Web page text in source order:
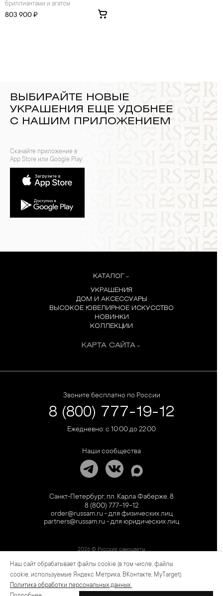
бриллиантами и агатом
803 900 ₽
ВЫБИРАЙТЕ НОВЫЕ
УКРАШЕНИЯ ЕЩЕ УДОБНЕЕ
С НАШИМ ПРИЛОЖЕНИЕМ
Скачайте приложение в
App Store или Google Play:
КАТАЛОГ
УКРАШЕНИЯ
ДОМ И АКСЕССУАРЫ
ВЫСОКОЕ ЮВЕЛИРНОЕ ИСКУССТВО
НОВИНКИ
КОЛЛЕКЦИИ
КАРТА САЙТА
Звоните бесплатно по России
8 (800) 777-19-12
Ежедневно: с 10:00 до 22:00
Наши сообщества
Санкт-Петербург, пл. Карла Фаберже, 8
8 (800) 777-19-12
order@russam.ru - для физических лиц
partners@russam.ru - для юридических лиц
2026 © Русские самоцветы
Предложение не является публичной офертой. Цены на сайте и в розничной сети
могут отличаться. Информация на сайте о товаре носит рекламный характер и
расценивается как приглашение делать оферты на основании п.1 ст. 437
Гражданского кодекса РФ.
Наш сайт обрабатывает файлы cookie (в том числе, файлы
cookie, используемые Яндекс Метрика, ВКонтакте, MyTarget).
Политика обработки персональных данных .